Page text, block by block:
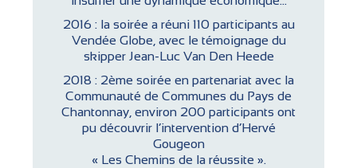
2016 : la soirée a réuni 110 participants au
Vendée Globe, avec le témoignage du
skipper Jean-Luc Van Den Heede
2018 : 2ème soirée en partenariat avec la
Communauté de Communes du Pays de
Chantonnay, environ 200 participants ont
pu découvrir l’intervention d’Hervé
Gougeon
« Les Chemins de la réussite ».